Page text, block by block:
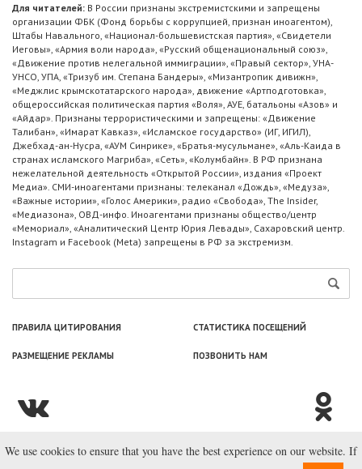
Для читателей: В России признаны экстремистскими и запрещены
организации ФБК (Фонд борьбы с коррупцией, признан иноагентом),
Штабы Навального, «Национал-большевистская партия», «Свидетели
Иеговы», «Армия воли народа», «Русский общенациональный союз»,
«Движение против нелегальной иммиграции», «Правый сектор», УНА-
УНСО, УПА, «Тризуб им. Степана Бандеры», «Мизантропик дивижн»,
«Меджлис крымскотатарского народа», движение «Артподготовка»,
общероссийская политическая партия «Воля», АУЕ, батальоны «Азов» и
«Айдар». Признаны террористическими и запрещены: «Движение
Талибан», «Имарат Кавказ», «Исламское государство» (ИГ, ИГИЛ),
Джебхад-ан-Нусра, «АУМ Синрике», «Братья-мусульмане», «Аль-Каида в
странах исламского Магриба», «Сеть», «Колумбайн». В РФ признана
нежелательной деятельность «Открытой России», издания «Проект
Медиа». СМИ-иноагентами признаны: телеканал «Дождь», «Медуза»,
«Важные истории», «Голос Америки», радио «Свобода», The Insider,
«Медиазона», ОВД-инфо. Иноагентами признаны общество/центр
«Мемориал», «Аналитический Центр Юрия Левады», Сахаровский центр.
Instagram и Facebook (Metа) запрещены в РФ за экстремизм.
ПРАВИЛА ЦИТИРОВАНИЯ СТАТИСТИКА ПОСЕЩЕНИЙ
РАЗМЕЩЕНИЕ РЕКЛАМЫ ПОЗВОНИТЬ НАМ
© ООО «Лаборатория Новоcтей», 2003—2026.
We use cookies to ensure that you have the best experience on our website. If